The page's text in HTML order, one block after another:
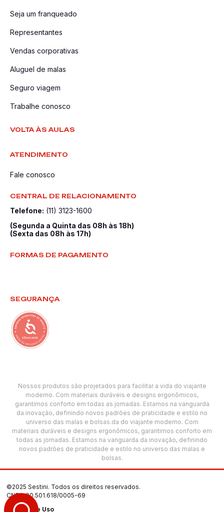
Seja um franqueado
Representantes
Vendas corporativas
Aluguel de malas
Seguro viagem
Trabalhe conosco
VOLTA ÀS AULAS
ATENDIMENTO
Fale conosco
CENTRAL DE RELACIONAMENTO
Telefone: (11) 3123-1600
(Segunda a Quinta das 08h às 18h)
(Sexta das 08h às 17h)
FORMAS DE PAGAMENTO
SEGURANÇA
Nossos produtos são projetados para facilitar a vida do viajante
moderno. Com materiais duráveis e designs ergonômicos,
garantimos conforto em todas as jornadas. Estamos na vanguarda
da inovação, definindo novos padrões de praticidade e estilo no
universo das malas e bolsas.da do viajante moderno. Com
materiais duráveis e designs ergonômicos, garantimos conforto em
todas as jornadas. Estamos na vanguarda da inovação, definindo
novos padrões de praticidade e estilo no universo das malas e
bolsas.
©2025 Sestini. Todos os direitos reservados.
CNPJ: 00.501.618/0005-69
Termos de Uso